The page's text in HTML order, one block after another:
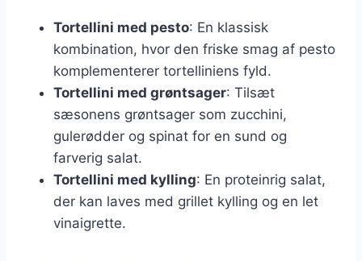
Tortellini med pesto: En klassisk
kombination, hvor den friske smag af pesto
komplementerer tortelliniens fyld.
Tortellini med grøntsager: Tilsæt
sæsonens grøntsager som zucchini,
gulerødder og spinat for en sund og
farverig salat.
Tortellini med kylling: En proteinrig salat,
der kan laves med grillet kylling og en let
vinaigrette.